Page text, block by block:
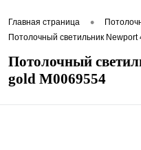
Главная страница •
Потолочный светильник
Потолочный
gold М0069554